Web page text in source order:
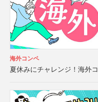
海外コンペ
夏休みにチャレンジ！海外